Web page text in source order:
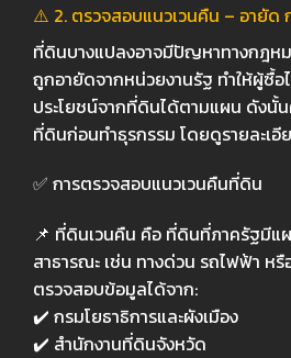
⚠️ 2. ตรวจสอบแนวเวนคืน – อายัด
ที่ดินบางแปลงอาจมีปัญหาทางกฎห
ถูกอายัดจากหน่วยงานรัฐ ทำให้ผู้ซื้
ประโยชน์จากที่ดินได้ตามแผน ดังนั้
ที่ดินก่อนทำธุรกรรม โดยดูรายละเ
✅ การตรวจสอบแนวเวนคืนที่ดิน
📌 ที่ดินเวนคืน คือ ที่ดินที่ภาครัฐมีแผ
สาธารณะ เช่น ทางด่วน รถไฟฟ้า ห
ตรวจสอบข้อมูลได้จาก:
✔️ กรมโยธาธิการและผังเมือง
✔️ สำนักงานที่ดินจังหวัด